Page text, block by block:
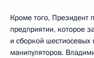
Кроме того, Президент
предприятии, которое
и сборкой
манипуляторов.